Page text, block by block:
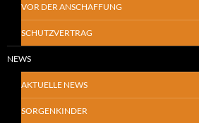
VOR DER ANSCHAFFUNG
SCHUTZVERTRAG
NEWS
AKTUELLE NEWS
SORGENKINDER